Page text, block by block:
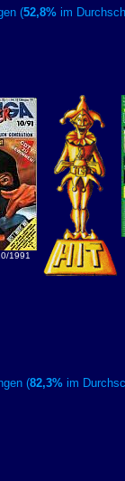
(52,8% im
1991
(82,3% im